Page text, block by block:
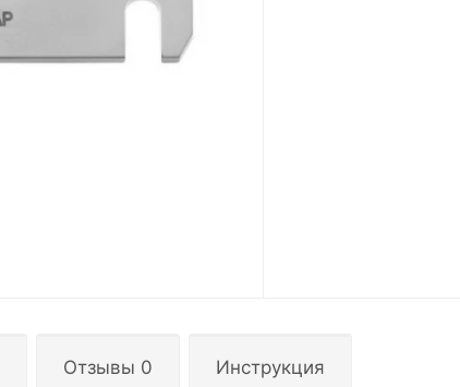
Отзывы 0 Инструкция